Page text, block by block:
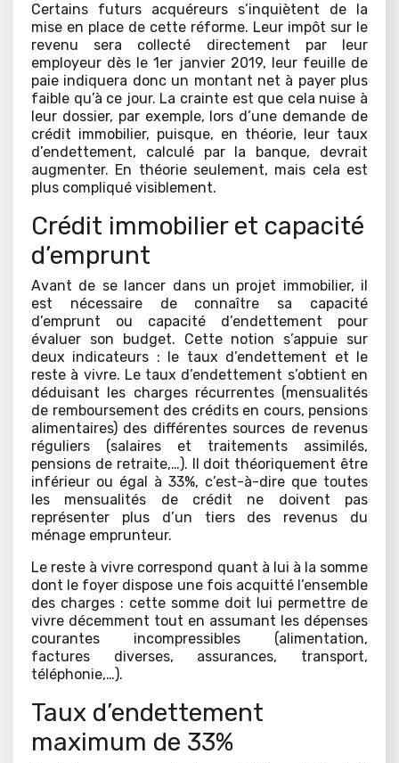
Certains futurs acquéreurs s’inquiètent de la
mise en place de cette réforme. Leur impôt sur le
revenu sera collecté directement par leur
employeur dès le 1er janvier 2019, leur feuille de
paie indiquera donc un montant net à payer plus
faible qu’à ce jour. La crainte est que cela nuise à
leur dossier, par exemple, lors d’une demande de
crédit immobilier, puisque, en théorie, leur taux
d’endettement, calculé par la banque, devrait
augmenter. En théorie seulement, mais cela est
plus compliqué visiblement.
Crédit immobilier et capacité
d’emprunt
Avant de se lancer dans un projet immobilier, il
est nécessaire de connaître sa capacité
d’emprunt ou capacité d’endettement pour
évaluer son budget. Cette notion s’appuie sur
deux indicateurs : le taux d’endettement et le
reste à vivre. Le taux d’endettement s’obtient en
déduisant les charges récurrentes (mensualités
de remboursement des crédits en cours, pensions
alimentaires) des différentes sources de revenus
réguliers (salaires et traitements assimilés,
pensions de retraite,…). Il doit théoriquement être
inférieur ou égal à 33%, c’est-à-dire que toutes
les mensualités de crédit ne doivent pas
représenter plus d’un tiers des revenus du
ménage emprunteur.
Le reste à vivre correspond quant à lui à la somme
dont le foyer dispose une fois acquitté l’ensemble
des charges : cette somme doit lui permettre de
vivre décemment tout en assumant les dépenses
courantes incompressibles (alimentation,
factures diverses, assurances, transport,
téléphonie,…).
Taux d’endettement
maximum de 33%